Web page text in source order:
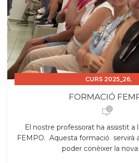
CURS 2025_26,
CURS FORMACIÓ PROFESSORAT
FORMACIÓ
0
El nostre professorat ha assistit a
FEMPO. Aquesta formació servirà
poder conèixer la nova